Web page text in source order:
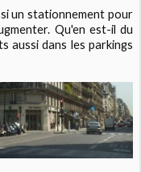
un stationnement pour
Qu'en est-il du
aussi dans les parkings